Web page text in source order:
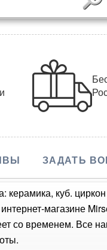
ЗАДАТЬ
керамика, куб. циркон
магазине
со временем. Все